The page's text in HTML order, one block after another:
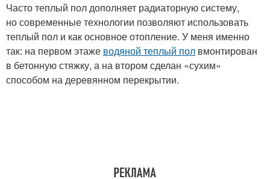
Часто теплый пол дополняет радиаторную систему,
но современные технологии позволяют использовать
теплый пол и как основное отопление. У меня именно
так: на первом этаже водяной теплый пол вмонтирован
в бетонную стяжку, а на втором сделан «сухим»
способом на деревянном перекрытии.